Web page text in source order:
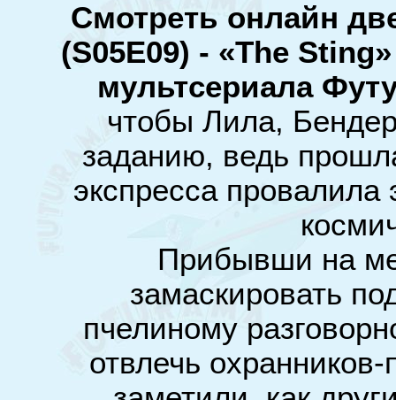
Смотреть онлайн
(S05E09) - «The
мультсериала
чтобы Лила,
заданию, ведь
экспресса
Прибывши на
замаскировать
пчелиному
отвлечь